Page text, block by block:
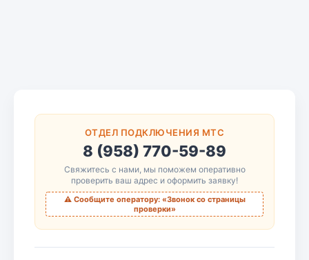
ОТДЕЛ ПОДКЛЮЧЕНИЯ МТС
8 (958) 770-59-89
Свяжитесь с нами, мы поможем оперативно
проверить ваш адрес и оформить заявку!
⚠️ Сообщите оператору: «Звонок со страницы
проверки»